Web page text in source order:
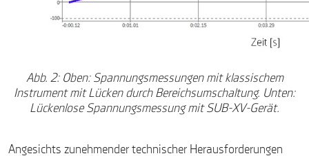
Abb. 2: Oben: Spannungsmessungen mit klassischem
Instrument mit Lücken durch Bereichsumschaltung. Unten:
Lückenlose Spannungsmessung mit SUB-XV-Gerät.
Angesichts zunehmender technischer Herausforderungen